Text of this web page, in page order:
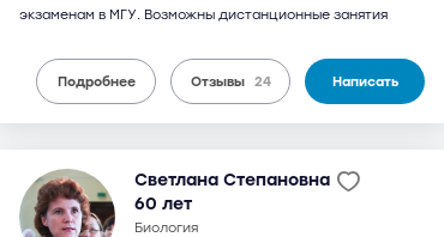
экзаменам в МГУ. Возможны дистанционные занятия
Подробнее Отзывы 24 Написать
Светлана Степановна
60 лет
биология